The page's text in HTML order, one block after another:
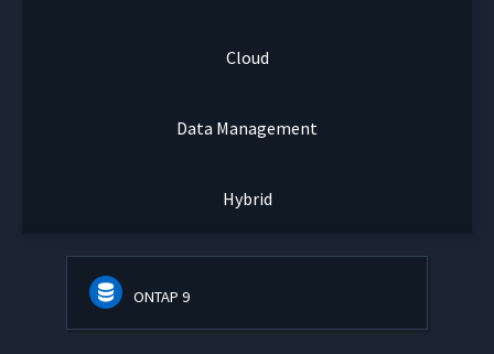
Cloud
Data Management
Hybrid
ONTAP 9